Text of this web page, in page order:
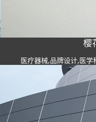
樱
医疗器械,品牌设计,医